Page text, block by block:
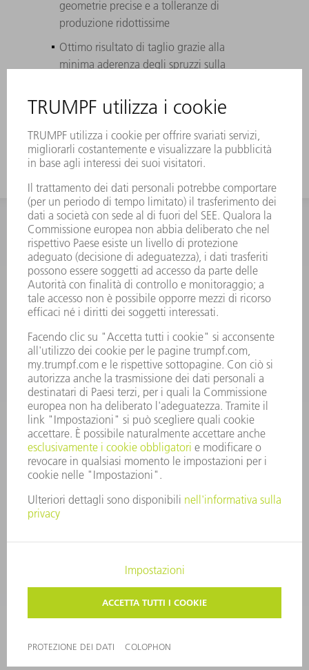
geometrie precise e a tolleranze di
produzione ridottissime
Ottimo risultato di taglio grazie alla
minima aderenza degli spruzzi sulla
Made in Germany: qualità dei pezzi
INFORMAZIONE
Domande frequenti
Condizioni generali di contratto
CONTATTO
RICAMBI TRUMPF ITALIA
lunedì a venerdì: 08:30 – 18:00
ricambi@trumpf.com
CONTATTO
UTENSILI TRUMPF ITALIA
+39 02 48489482
lunedì a venerdì: 08:00 – 18:00
utensili@trumpf.com
PROTEZIONE DEI DATI
COPYRIGHT E MARCHIO
CONDIZIONI GENERALI DI VENDITA
©2026TRUMPF